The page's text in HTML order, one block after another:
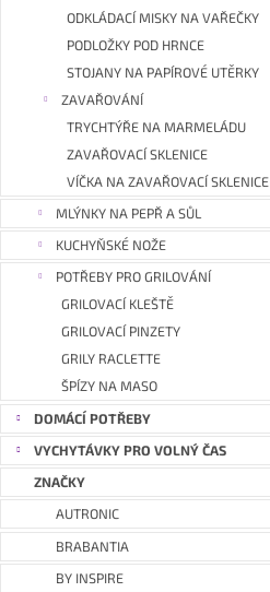
ODKLÁDACÍ MISKY NA VAŘEČKY
PODLOŽKY POD HRNCE
STOJANY NA PAPÍROVÉ UTĚRKY
ZAVAŘOVÁNÍ
TRYCHTÝŘE NA MARMELÁDU
ZAVAŘOVACÍ SKLENICE
VÍČKA NA ZAVAŘOVACÍ SKLENICE
MLÝNKY NA PEPŘ A SŮL
KUCHYŇSKÉ NOŽE
POTŘEBY PRO GRILOVÁNÍ
GRILOVACÍ KLEŠTĚ
GRILOVACÍ PINZETY
GRILY RACLETTE
ŠPÍZY NA MASO
DOMÁCÍ POTŘEBY
VYCHYTÁVKY PRO VOLNÝ ČAS
ZNAČKY
AUTRONIC
BRABANTIA
BY INSPIRE